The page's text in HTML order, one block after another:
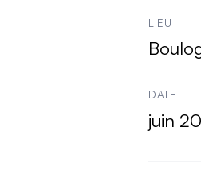
LIEU
DATE
juin